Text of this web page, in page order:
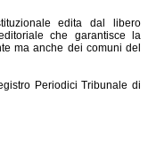
edita dal libero
che garantisce la
ma anche dei comuni del
Periodici Tribunale di